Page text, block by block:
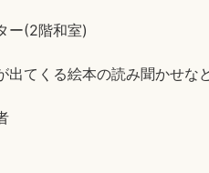
ー(2階和室)
出てくる絵本の読み聞かせな